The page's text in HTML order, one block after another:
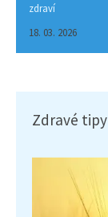
zdraví
18. 03. 2026
Zdravé tipy